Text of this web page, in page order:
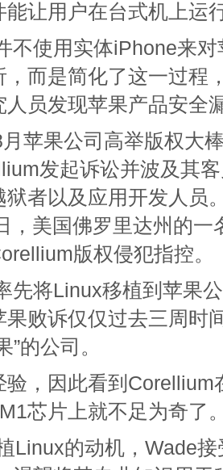
让用户在台式机上运
不使用实体iPhone来
，而是简化了这一过程
人员发现苹果产品安全
苹果公司高举版权大
发起诉讼并波及其
狱者以及应用开发人员
，美国佛罗里达州的一
版权侵犯指控。
先将Linux移植到苹果
果败诉仅仅过去三周时
”的公司。
验，因此看到Corellium
芯片上就不足为奇了
Linux的动机，Wade